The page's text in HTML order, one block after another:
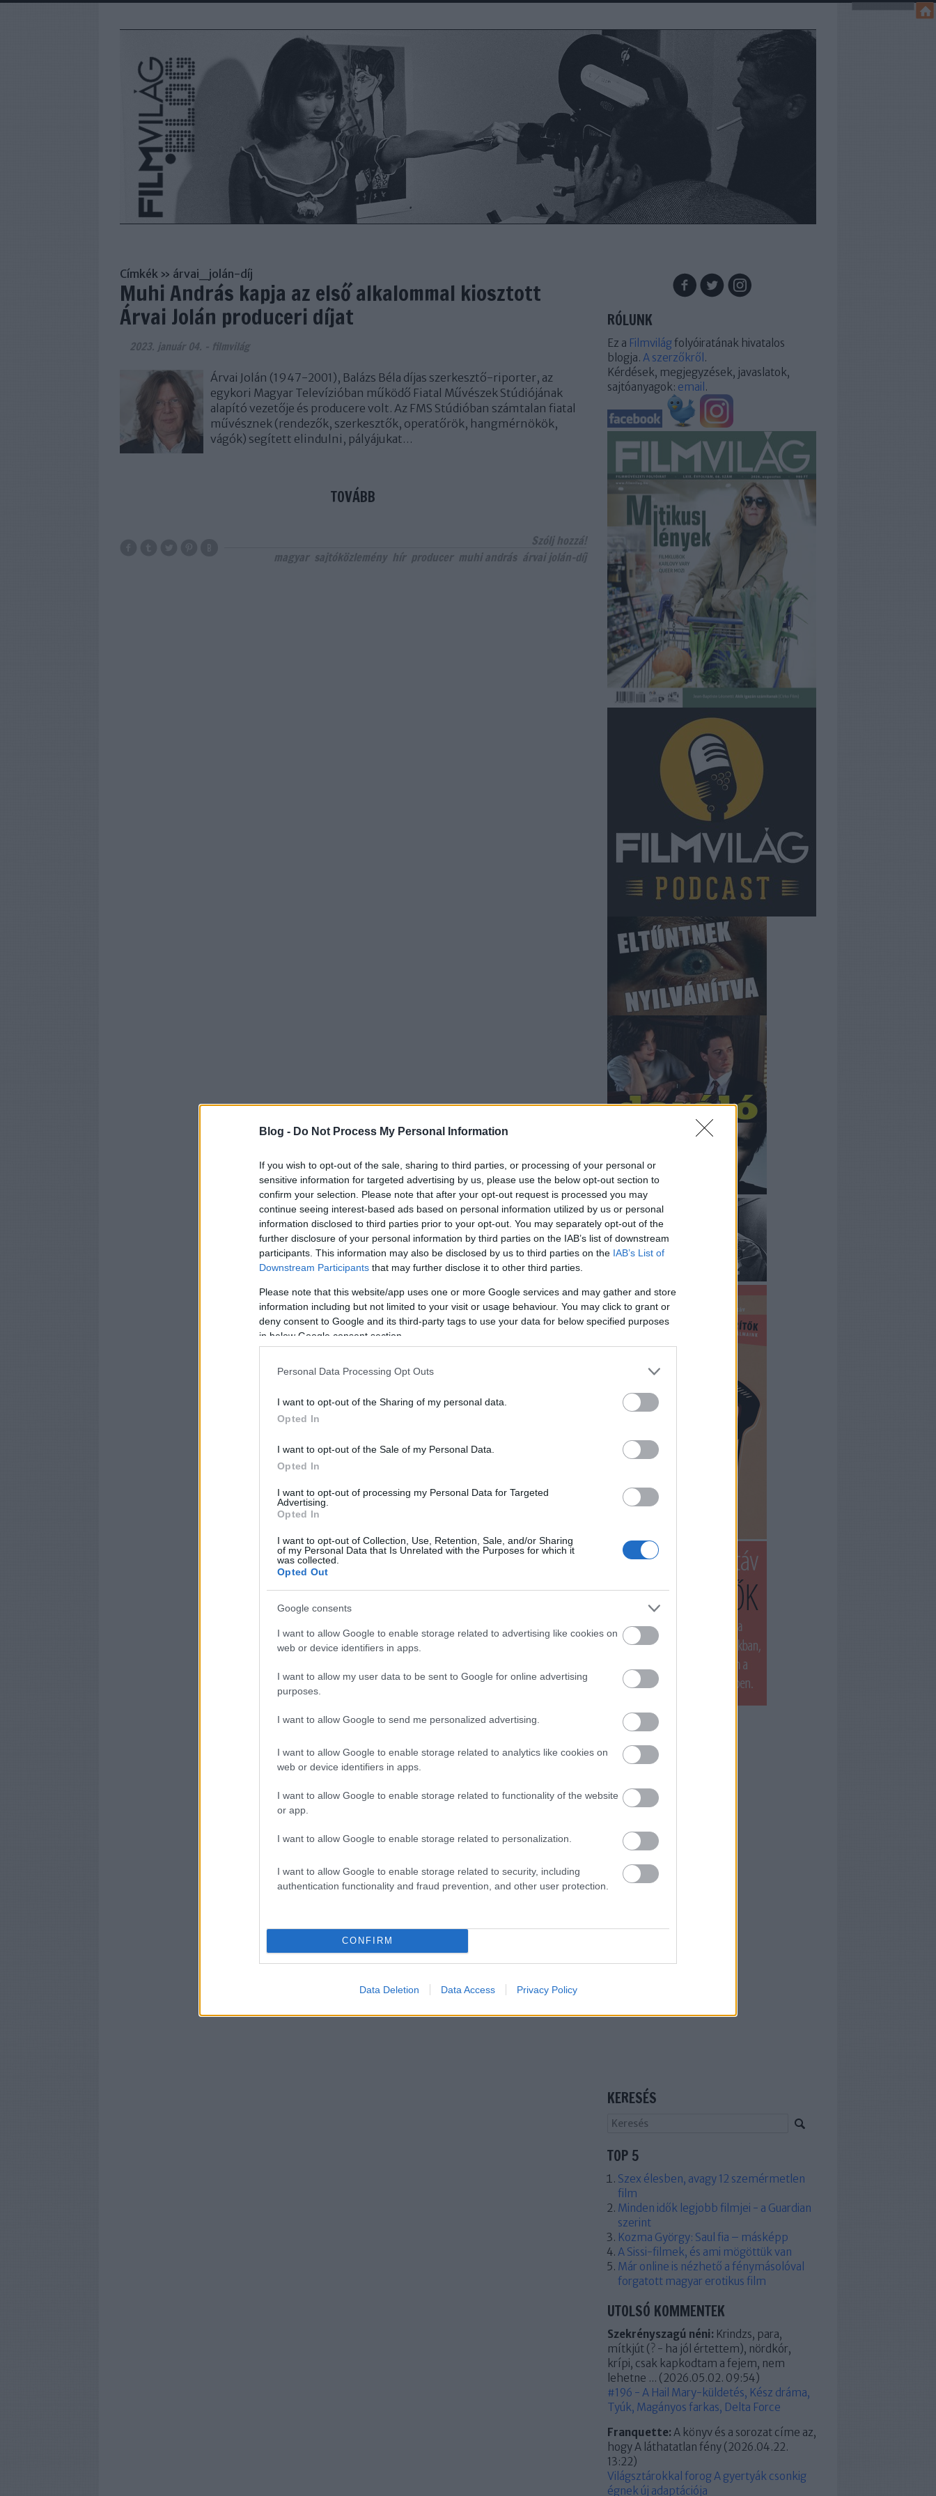
Blog - Do Not Process My Personal Information
If you wish to opt-out of the sale, sharing to third parties, or processing of your personal or
sensitive information for targeted advertising by us, please use the below opt-out section to
confirm your selection. Please note that after your opt-out request is processed you may
continue seeing interest-based ads based on personal information utilized by us or personal
information disclosed to third parties prior to your opt-out. You may separately opt-out of the
further disclosure of your personal information by third parties on the IAB’s list of downstream
participants. This information may also be disclosed by us to third parties on the IAB’s List of
Downstream Participants that may further disclose it to other third parties.
Please note that this website/app uses one or more Google services and may gather and store
information including but not limited to your visit or usage behaviour. You may click to grant or
deny consent to Google and its third-party tags to use your data for below specified purposes
in below Google consent section.
Personal Data Processing Opt Outs
I want to opt-out of the Sharing of my personal data.
Opted In
I want to opt-out of the Sale of my Personal Data.
Opted In
I want to opt-out of processing my Personal Data for Targeted
Advertising.
Opted In
I want to opt-out of Collection, Use, Retention, Sale, and/or Sharing
of my Personal Data that Is Unrelated with the Purposes for which it
was collected.
Opted Out
Google consents
I want to allow Google to enable storage related to advertising like cookies on
web or device identifiers in apps.
I want to allow my user data to be sent to Google for online advertising
purposes.
I want to allow Google to send me personalized advertising.
I want to allow Google to enable storage related to analytics like cookies on
web or device identifiers in apps.
I want to allow Google to enable storage related to functionality of the website
or app.
I want to allow Google to enable storage related to personalization.
I want to allow Google to enable storage related to security, including
authentication functionality and fraud prevention, and other user protection.
CONFIRM
Data Deletion Data Access Privacy Policy
Címkék » árvai_jolán-díj
Muhi András kapja az első alkalommal kiosztott
Árvai Jolán produceri díjat
2023. január 04. - filmvilág
Árvai Jolán (1947-2001), Balázs Béla díjas szerkesztő-riporter, az
egykori Magyar Televízióban működő Fiatal Művészek Stúdiójának
alapító vezetője és producere volt. Az FMS Stúdióban számtalan fiatal
művésznek (rendezők, szerkesztők, operatőrök, hangmérnökök,
vágók) segített elindulni, pályájukat…
TOVÁBB
Szólj hozzá!
magyar sajtóközlemény hír producer muhi andrás árvai jolán-díj
RÓLUNK
Ez a Filmvilágfolyóiratának hivatalos
blogja. A szerzőkről .
Kérdések, megjegyzések, javaslatok,
sajtóanyagok: email .
EZT LÁTTUK LEGUTÓBB
Tweets by filmnaplo
KERESÉS
TOP 5
Szex élesben, avagy 12 szemérmetlen
film
Minden idők legjobb filmjei - a Guardian
szerint
Kozma György: Saul fia – másképp
A Sissi-filmek, és ami mögöttük van
Már online is nézhető a fénymásolóval
forgatott magyar erotikus film
UTOLSÓ KOMMENTEK
Szekrényszagú néni: Krindzs, para,
mítkjút (? - ha jól értettem), nördkór,
krípi, csak kapkodtam a fejem, nem
lehetne ... (2026.05.02. 09:54)
#196 - A Hail Mary-küldetés, Kész dráma,
Tyúk, Magányos farkas, Delta Force
Franquette: A könyv és a sorozat címe az,
hogy A láthatatlan fény (2026.04.22.
13:22)
Világsztárokkal forog A gyertyák csonkig
égnek új adaptációja